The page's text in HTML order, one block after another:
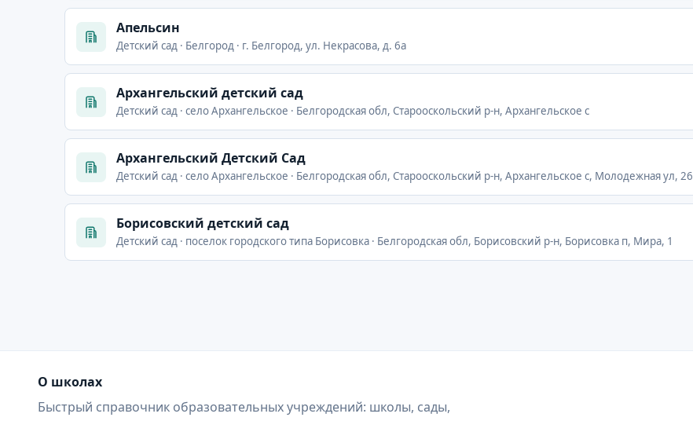
Апельсин
Детский сад · Белгород · г. Белгород, ул. Некрасова, д. 6а
Архангельский детский сад
Детский сад · село Архангельское · Белгородская обл, Старооскольский р-н, Архангельское с
Архангельский Детский Сад
Детский сад · село Архангельское · Белгородская обл, Старооскольский р-н, Архангельское с, Молодежная ул, 26
Борисовский детский сад
Детский сад · поселок городского типа Борисовка · Белгородская обл, Борисовский р-н, Борисовка п, Мира, 1
О школах
Быстрый справочник образовательных учреждений: школы, сады,